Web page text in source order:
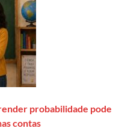
probabilidade pode
contas